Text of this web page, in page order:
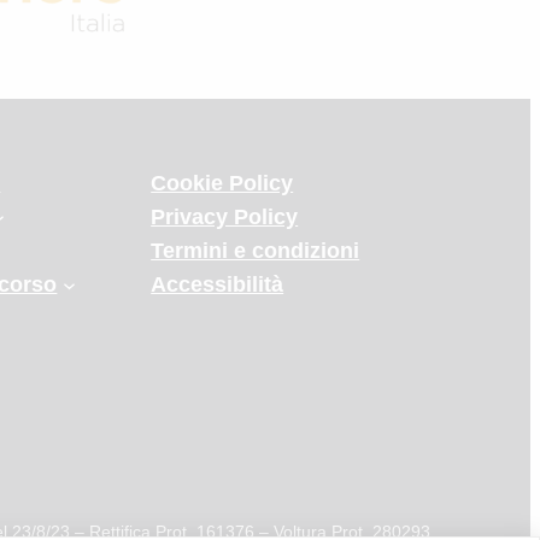
Cookie Policy
Privacy Policy
Termini e condizioni
Accessibilità
23/8/23 – Rettifica Prot. 161376 – Voltura Prot. 280293